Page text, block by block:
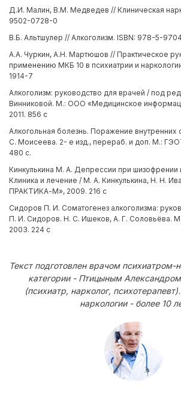
Д.И. Малин, В.М. Медведев // Клиническая
9502-0728-0
В.Б. Альтшулер // Алкоголизм. ISBN: 978-5-
А.А. Чуркин, А.Н. Мартюшов // Практическое
применению МКБ 10 в психиатрии и
1914-7
Алкоголизм: руководство для врачей / под
Винниковой. М.: ООО «Медицинское
2011. 856 с
Алкогольная болезнь. Поражение внутренних
С. Моисеева. 2- е изд., перераб. и доп. М.:
480 с.
Кинкулькина М. А. Депрессии при шизофрении
Клиника и лечение / М. А. Кинкулькина, Н. Н.
ПРАКТИКА-М», 2009. 216 с
Сидоров П. И. Соматогенез алкоголизма:
П. И. Сидоров. Н. С. Ишеков, А. Г. Соловьёва.
2003. 224 с
Текст подготовлен врачом
категории - Птицыным
(психиатр, нарколог,
наркологии - более 10